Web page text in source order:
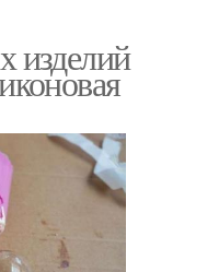
изделий